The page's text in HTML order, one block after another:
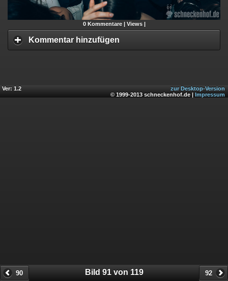
0Kommentare | Views |
Kommentar hinzufügen
Ver: 1.2
zur Desktop-Version
© 1999-2013 schneckenhof.de | Impressum
90 92
Bild 91 von 119